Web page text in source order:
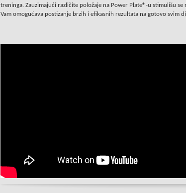
treninga. Zauzimajući različite položaje na Power Plate®-u stimulišu
Vam omogućava postizanje brzih i efikasnih rezultata na gotovo svim